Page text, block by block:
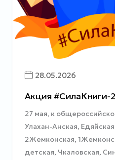
28.05.2026
Акция #СилаКниги-
27 мая, к
Улахан-Анская,
2Жемконская,
детская, Чкаловская,